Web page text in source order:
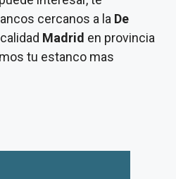
cercanos a la De
Madrid en provincia
tu estanco mas